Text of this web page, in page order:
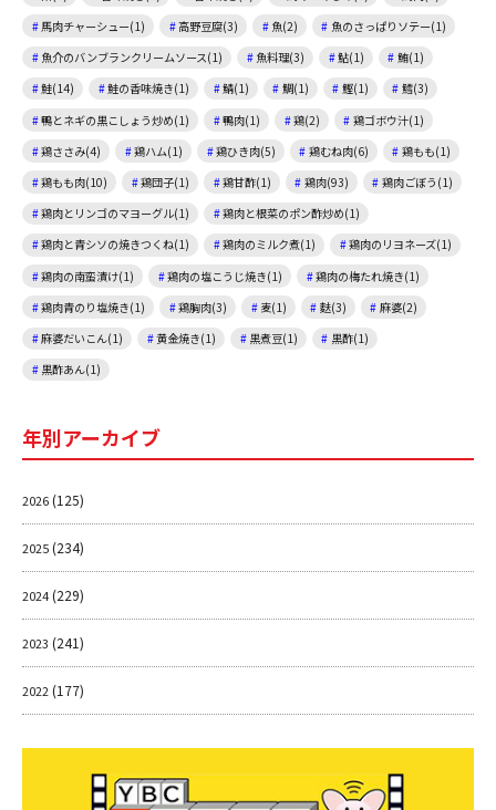
馬肉チャーシュー(1)
高野豆腐(3) 魚(2)
魚のさっぱりソテー(1)
魚介のバンブランクリームソース(1)
魚料理(3) 鮎(1)
鮪(1)
鮭(14)
鮭の香味焼き(1) 鯖(1) 鯛(1) 鰹(1)
鱈(3)
鴨とネギの黒こしょう炒め(1)
鴨肉(1) 鶏(2)
鶏ゴボウ汁(1)
鶏ささみ(4)
鶏ハム(1) 鶏ひき肉(5) 鶏むね肉(6)
鶏もも(1)
鶏もも肉(10)
鶏団子(1) 鶏甘酢(1) 鶏肉(93)
鶏肉ごぼう(1)
鶏肉とリンゴのマヨーグル(1)
鶏肉と根菜のポン酢炒め(1)
鶏肉と青シソの焼きつくね(1)
鶏肉のミルク煮(1)
鶏肉のリヨネーズ(1)
鶏肉の南蛮漬け(1)
鶏肉の塩こうじ焼き(1)
鶏肉の梅たれ焼き(1)
鶏肉青のり塩焼き(1)
鶏胸肉(3) 麦(1) 麩(3)
麻婆(2)
麻婆だいこん(1)
黄金焼き(1) 黒煮豆(1)
黒酢(1)
黒酢あん(1)
年別アーカイブ
2026(125)
2025(234)
2024(229)
2023 (241)
2022 (177)